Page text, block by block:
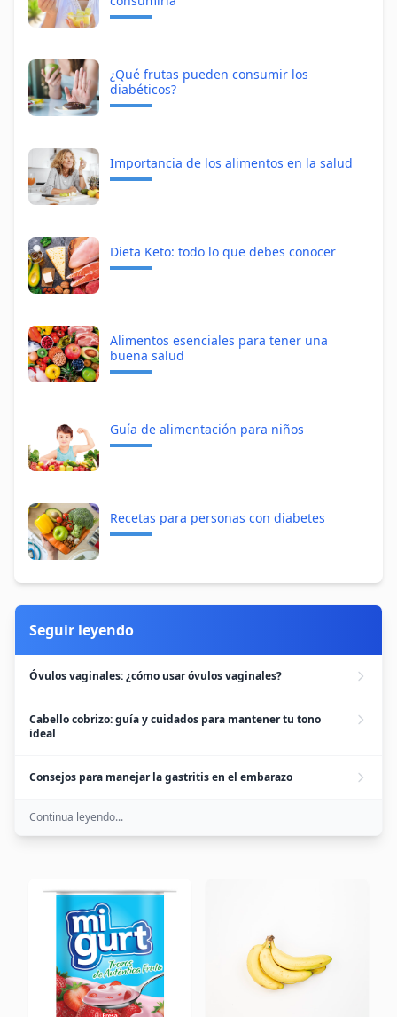
¿Qué frutas pueden consumir los
diabéticos?
Importancia de los alimentos en la salud
Dieta Keto: todo lo que debes conocer
Alimentos esenciales para tener una
buena salud
Guía de alimentación para niños
Recetas para personas con diabetes
Seguir leyendo
Óvulos vaginales: ¿cómo usar óvulos vaginales?
Cabello cobrizo: guía y cuidados para mantener tu tono
ideal
Consejos para manejar la gastritis en el embarazo
Continua leyendo...